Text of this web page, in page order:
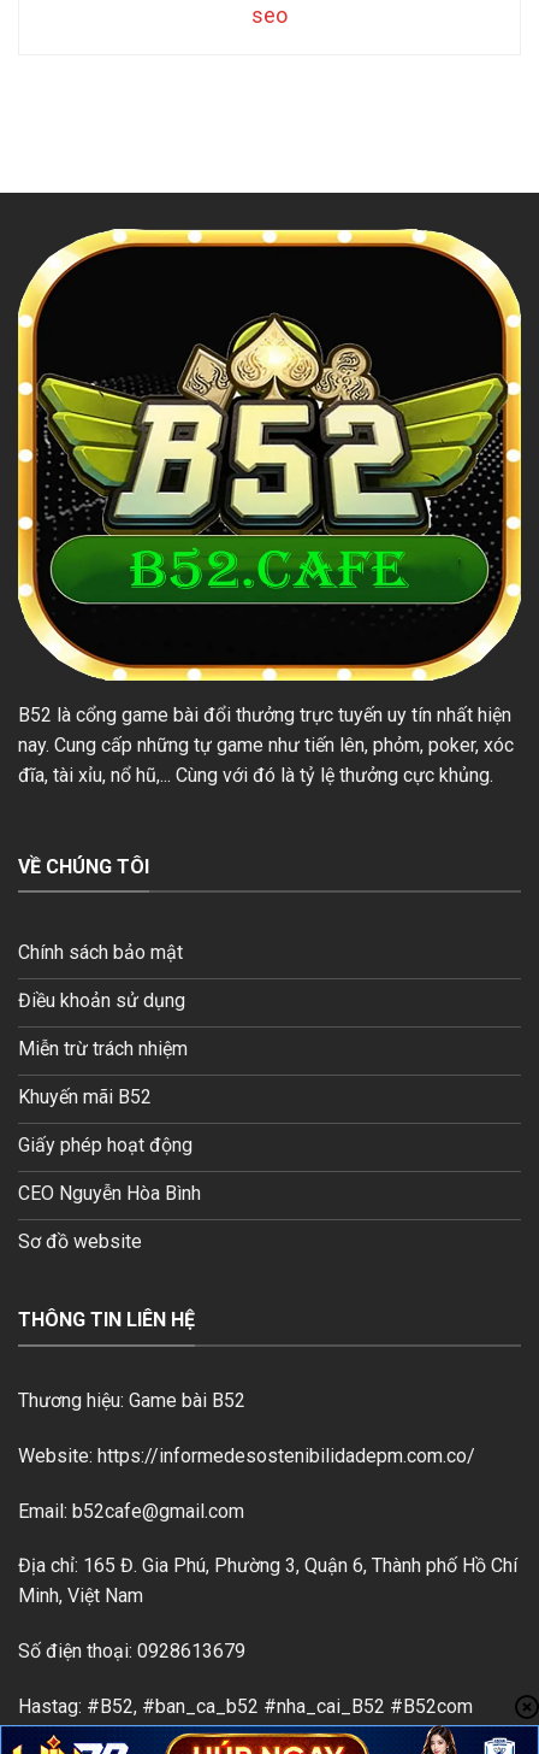
seo
B52 là cổng game bài đổi thưởng trực tuyến uy tín nhất hiện
nay. Cung cấp những tự game như tiến lên, phỏm, poker, xóc
đĩa, tài xỉu, nổ hũ,... Cùng với đó là tỷ lệ thưởng cực khủng.
VỀ CHÚNG TÔI
Chính sách bảo mật
Điều khoản sử dụng
Miễn trừ trách nhiệm
Khuyến mãi B52
Giấy phép hoạt động
CEO Nguyễn Hòa Bình
Sơ đồ website
THÔNG TIN LIÊN HỆ
Thương hiệu: Game bài B52
Website: https://informedesostenibilidadepm.com.co/
Email: b52cafe@gmail.com
Địa chỉ: 165 Đ. Gia Phú, Phường 3, Quận 6, Thành phố Hồ Chí
Minh, Việt Nam
Số điện thoại: 0928613679
Hastag: #B52, #ban_ca_b52 #nha_cai_B52 #B52com
#B52_dang_nhap